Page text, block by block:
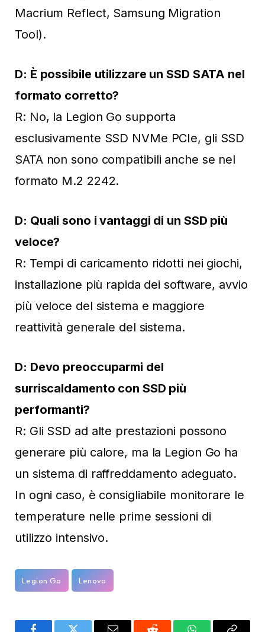
Macrium Reflect, Samsung Migration
Tool).
D: È possibile utilizzare un SSD SATA nel
formato corretto?
R: No, la Legion Go supporta
esclusivamente SSD NVMe PCIe, gli SSD
SATA non sono compatibili anche se nel
formato M.2 2242.
D: Quali sono i vantaggi di un SSD più
veloce?
R: Tempi di caricamento ridotti nei giochi,
installazione più rapida dei software, avvio
più veloce del sistema e maggiore
reattività generale del sistema.
D: Devo preoccuparmi del
surriscaldamento con SSD più
performanti?
R: Gli SSD ad alte prestazioni possono
generare più calore, ma la Legion Go ha
un sistema di raffreddamento adeguato.
In ogni caso, è consigliabile monitorare le
temperature nelle prime sessioni di
utilizzo intensivo.
Legion Go Lenovo